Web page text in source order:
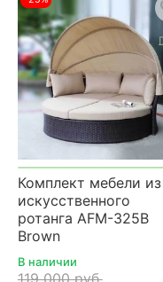
Комплект мебели из
искусственного
ротанга AFM-325B
Brown
В наличии
119 000 руб.